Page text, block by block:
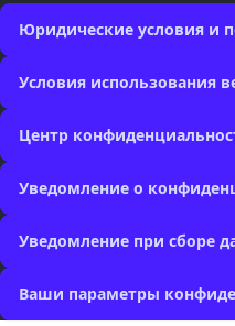
Юридические условия и
Условия использования
Центр
Уведомление о
Уведомление при сборе
Ваши параметры